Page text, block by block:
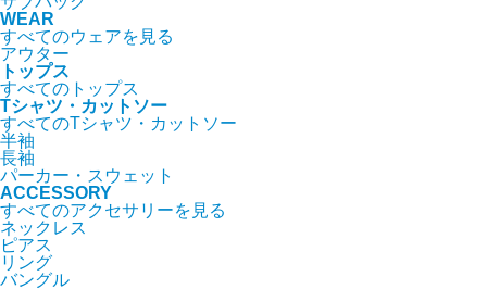
WEAR
すべてのウェアを見る
アウター
トップス
すべてのトップス
Tシャツ・カットソー
すべてのTシャツ・カットソー
半袖
長袖
パーカー・スウェット
ACCESSORY
すべてのアクセサリーを見る
ネックレス
ピアス
リング
バングル